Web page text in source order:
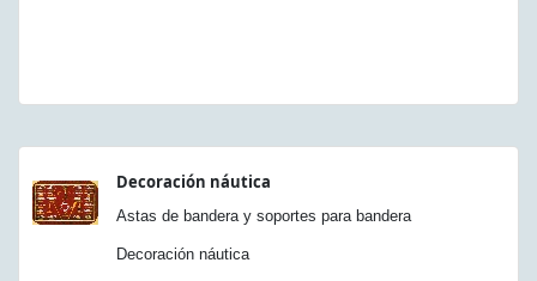
Decoración náutica
Astas de bandera y soportes para bandera
Decoración náutica